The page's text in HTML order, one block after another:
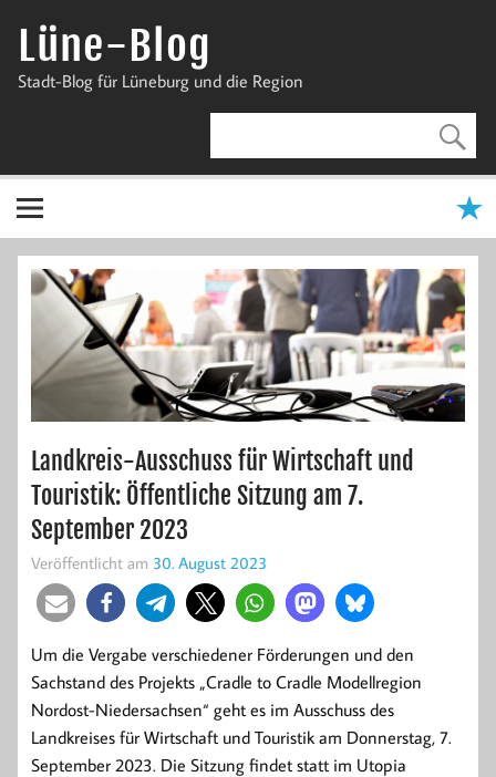
InhaltLüne-Blog
Stadt-Blog für Lüneburg und die Region
Landkreis-Ausschuss für Wirtschaft und
Touristik: Öffentliche Sitzung am 7.
September 2023
Veröffentlicht am 30. August 2023
Um die Vergabe verschiedener Förderungen und den
Sachstand des Projekts „Cradle to Cradle Modellregion
Nordost-Niedersachsen“ geht es im Ausschuss des
Landkreises für Wirtschaft und Touristik am Donnerstag, 7.
September 2023. Die Sitzung findet statt im Utopia